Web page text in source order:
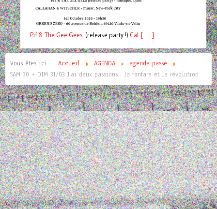
Pif& The Gee Gees (release party !) Cal [ ... ]
Vous êtes ici : Accueil AGENDA
agenda passe
SAM 30 + DIM 31/03 J'ai deux passions : la fanfare et la révolution